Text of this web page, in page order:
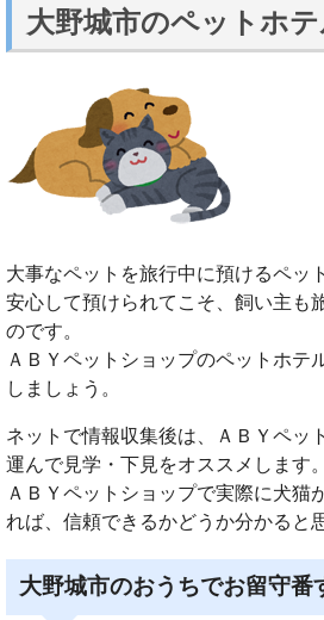
大野城市のペットホ
大事なペットを旅行中に預けるペッ
安心して預けられてこそ、飼い主も
のです。
ＡＢＹペットショップのペットホテ
しましょう。
ネットで情報収集後は、ＡＢＹペッ
運んで見学・下見をオススメします。
ＡＢＹペットショップで実際に犬猫
れば、信頼できるかどうか分かると
大野城市のおうちでお留守番